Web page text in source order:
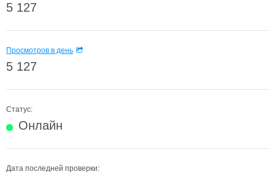
5 127
Просмотров в день
5 127
Статус:
Онлайн
Дата последней проверки: